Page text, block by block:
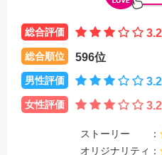
総合評価
総合順位 596位
男性評価
女性評価
ストーリー
オリジナリティ